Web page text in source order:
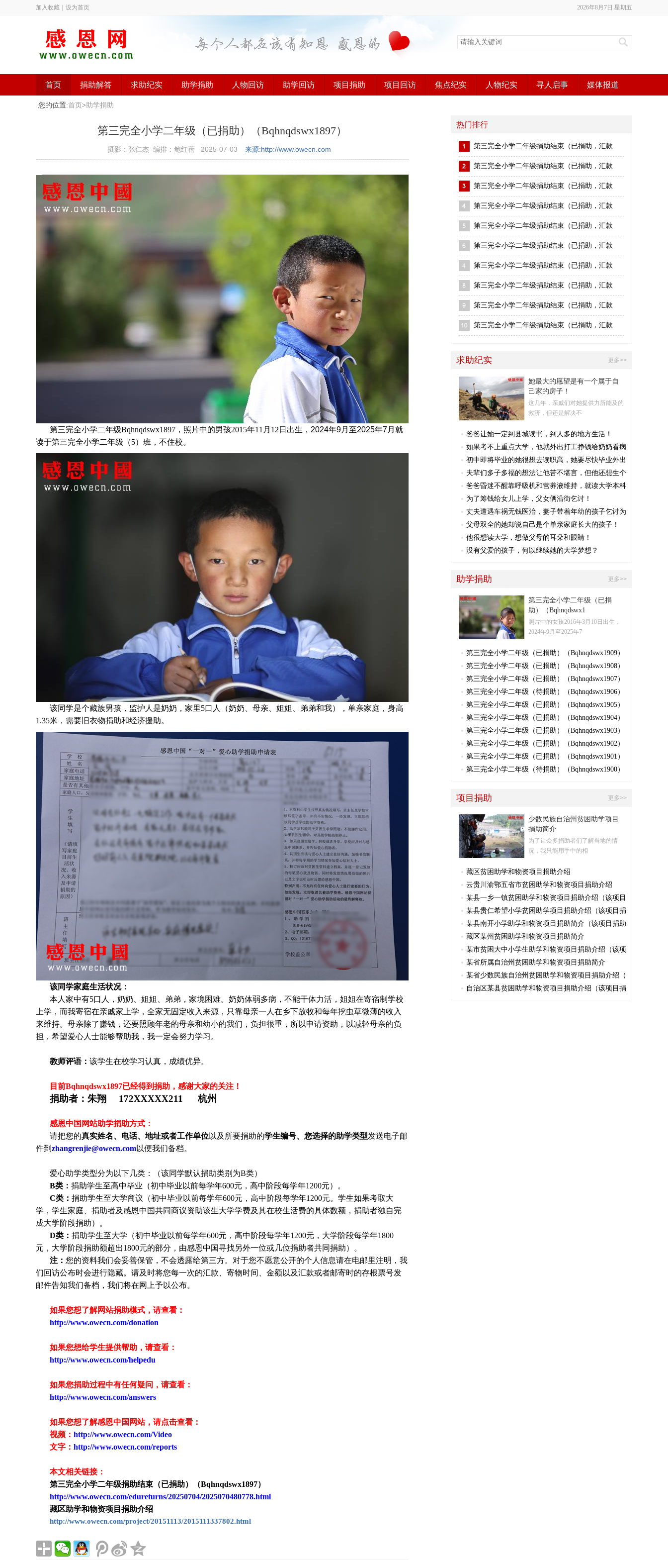
2026年8月7日 星期五
加入收藏 设为首页
首页 捐助解答 求助纪实 助学捐助 人物回访 助学回访 项目捐助 项目回访 焦点纪实 人物纪实 寻人启事 媒体报道
您的位置:首页 >助学捐助
第三完全小学二年级（已捐助）（Bqhnqdswx1897）
摄影：张仁杰 编排：鲍红蓓 2025-07-03 来源:http://www.owecn.com
第三完全小学二年级Bqhnqdswx1897，照片中的男孩2015年11月12日 出生， 2024年9月至2025年7月就
读于第三完全小学二年级（5）班 ，不住校。
该同学是个藏族男孩，监护人是奶奶，家里5口人（奶奶、母亲、姐姐、弟弟和我），单亲家庭，身高
1.35米，需要旧衣物捐助和经济援助。
该同学家庭生活状况：
本人家中有5口人，奶奶、姐姐、弟弟，家境困难。奶奶体弱多病，不能干体力活，姐姐在寄宿制学校
上学，而我寄宿在亲戚家上学，全家无固定收入来源，只靠母亲一人在乡下放牧和每年挖虫草微薄的收入
来维持。母亲除了赚钱，还要照顾年老的母亲和幼小的我们，负担很重，所以申请资助，以减轻母亲的负
担，希望爱心人士能够帮助我，我一定会努力学习。
教师评语： 该学生在校学习认真，成绩优异。
目前Bqhnqdswx1897已经得到捐助，感谢大家的关注！
捐助者：朱翔 172XXXXX211 杭州
感恩中国网站助学捐助方式：
请把您的真实姓名、电话、地址或者工作单位以及所要捐助的学生编号、您选择的助学类型发送电子邮
件到 zhangrenjie@owecn.com以便我们备档。
爱心助学类型分为以下几类：（该同学默认捐助类别为B类）
B类： 捐助学生至高中毕业（初中毕业以前每学年600元，高中阶段每学年1200元）。
C类： 捐助学生至大学商议（初中毕业以前每学年600元，高中阶段每学年1200元。 学生如果考取大
学， 学生家庭、捐助者及感恩中国共同商议资助该生大学学费及其在校生活费的具体数额，捐助者独自完
成大学阶段捐助）。
D类： 捐助学生至大学（初中毕业以前每学年600元，高中阶段每学年1200元，大学阶段每学年1800
元，大学阶段捐助额超出1800元的部分，由感恩中国寻找另外一位或几位捐助者共同捐助）。
注： 您的资料我们会妥善保管，不会透露给第三方。对于您不愿意公开的个人信息请在电邮里注明，我
们回访公布时会进行隐藏。请及时将您每一次的汇款、寄物时间、金额以及汇款或者邮寄时的存根票号发
邮件告知我们备档，我们将在网上予以公布。
如果您想了解网站捐助模式，请查看：
http://www.owecn.com/donation
如果您想给学生提供帮助，请查看 ：
http://www.owecn.com/helpedu
如果您捐助过程中有任何疑问，请查看 ：
http://www.owecn.com/answers
如果您想了解感恩中国网站，请点击查看：
视频： http://www.owecn.com/Video
文字： http://www.owecn.com/reports
本文相关链接：
第三完全小学二年级捐助结束（已捐助）（Bqhnqdswx1897）
http://www.owecn.com/edureturns/20250704/2025070480778.html
藏区助学和物资项目捐助介绍
http://www.owecn.com/project/20151113/2015111337802.html
热门排行
第三完全小学二年级捐助结束（已捐助，汇款
第三完全小学二年级捐助结束（已捐助，汇款
第三完全小学二年级捐助结束（已捐助，汇款
第三完全小学二年级捐助结束（已捐助，汇款
第三完全小学二年级捐助结束（已捐助，汇款
第三完全小学二年级捐助结束（已捐助，汇款
第三完全小学二年级捐助结束（已捐助，汇款
第三完全小学二年级捐助结束（已捐助，汇款
第三完全小学二年级捐助结束（已捐助，汇款
第三完全小学二年级捐助结束（已捐助，汇款
更多>>
求助纪实
她最大的愿望是有一个属于自
己家的房子！
这几年，亲戚们对她提供力所能及的
救济，但还是解决不
爸爸让她一定到县城读书，到人多的地方生活！
如果考不上重点大学，他就外出打工挣钱给奶奶看病
初中即将毕业的她很想去读职高，她要尽快毕业外出
夫辈们多子多福的想法让他苦不堪言，但他还想生个
爸爸昏迷不醒靠呼吸机和营养液维持，就读大学本科
为了筹钱给女儿上学，父女俩沿街乞讨！
丈夫遭遇车祸无钱医治，妻子带着年幼的孩子乞讨为
父母双全的她却说自己是个单亲家庭长大的孩子！
他很想读大学，想做父母的耳朵和眼睛！
没有父爱的孩子，何以继续她的大学梦想？
更多>>
助学捐助
第三完全小学二年级（已捐
助）（Bqhnqdswx1
照片中的女孩2016年3月10日出生，
2024年9月至2025年7
第三完全小学二年级（已捐助）（Bqhnqdswx1909）
第三完全小学二年级（已捐助）（Bqhnqdswx1908）
第三完全小学二年级（已捐助）（Bqhnqdswx1907）
第三完全小学二年级（待捐助）（Bqhnqdswx1906）
第三完全小学二年级（已捐助）（Bqhnqdswx1905）
第三完全小学二年级（已捐助）（Bqhnqdswx1904）
第三完全小学二年级（已捐助）（Bqhnqdswx1903）
第三完全小学二年级（已捐助）（Bqhnqdswx1902）
第三完全小学二年级（已捐助）（Bqhnqdswx1901）
第三完全小学二年级（待捐助）（Bqhnqdswx1900）
更多>>
项目捐助
少数民族自治州贫困助学项目
捐助简介
为了让众多捐助者们了解当地的情
况，我只能用手中的相
藏区贫困助学和物资项目捐助介绍
云贵川渝鄂五省市贫困助学和物资项目捐助介绍
某县一乡一镇贫困助学和物资项目捐助介绍（该项目
某县贵仁希望小学贫困助学项目捐助介绍（该项目捐
某县南开小学助学和物资项目捐助简介（该项目捐助
藏区某州贫困助学和物资项目捐助简介
某市贫困大中小学生助学和物资项目捐助介绍（该项
某省所属自治州贫困助学和物资项目捐助简介
某省少数民族自治州贫困助学和物资项目捐助介绍（
自治区某县贫困助学和物资项目捐助介绍（该项目捐